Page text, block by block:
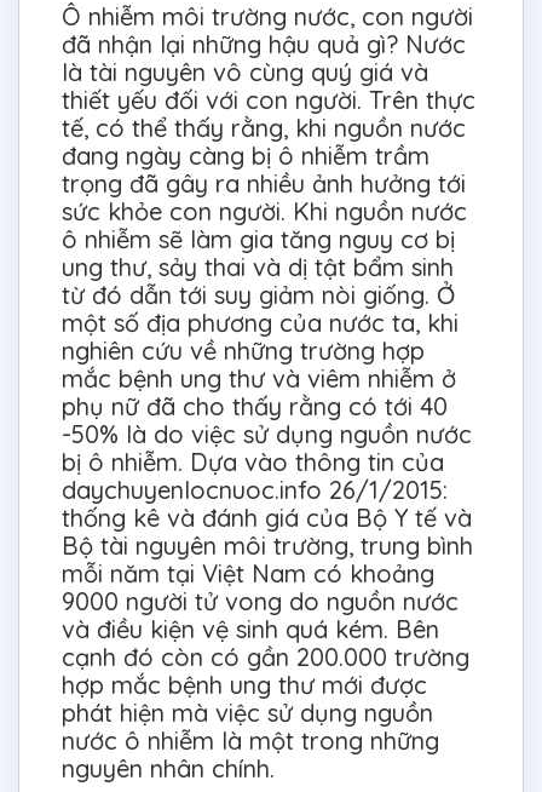
Ô nhiễm môi trường nước, con người
đã nhận lại những hậu quả gì? Nước
là tài nguyên vô cùng quý giá và
thiết yếu đối với con người. Trên thực
tế, có thể thấy rằng, khi nguồn nước
đang ngày càng bị ô nhiễm trầm
trọng đã gây ra nhiều ảnh hưởng tới
sức khỏe con người. Khi nguồn nước
ô nhiễm sẽ làm gia tăng nguy cơ bị
ung thư, sảy thai và dị tật bẩm sinh
từ đó dẫn tới suy giảm nòi giống. Ở
một số địa phương của nước ta, khi
nghiên cứu về những trường hợp
mắc bệnh ung thư và viêm nhiễm ở
phụ nữ đã cho thấy rằng có tới 40
-50% là do việc sử dụng nguồn nước
bị ô nhiễm. Dựa vào thông tin của
daychuyenlocnuoc.info 26/1/2015:
thống kê và đánh giá của Bộ Y tế và
Bộ tài nguyên môi trường, trung bình
mỗi năm tại Việt Nam có khoảng
9000 người tử vong do nguồn nước
và điều kiện vệ sinh quá kém. Bên
cạnh đó còn có gần 200.000 trường
hợp mắc bệnh ung thư mới được
phát hiện mà việc sử dụng nguồn
nước ô nhiễm là một trong những
nguyên nhân chính.